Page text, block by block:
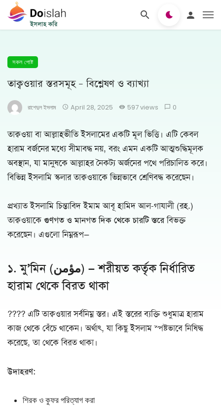
সকল পোষ্ট
তাক্বওয়ার স্তরসমূহ – বিশ্লেষণ ও ব্যাখ্যা
রাশেদুল ইসলাম April 28, 2025 597 views 0
তাক্বওয়া বা আল্লাহভীতি ইসলামের একটি মূল ভিত্তি। এটি কেবল
হারাম বর্জনের মধ্যে সীমাবদ্ধ নয়, বরং এমন একটি আত্মশুদ্ধিমূলক
অবস্থান, যা মানুষকে আল্লাহর নৈকট্য অর্জনের পথে পরিচালিত করে।
বিভিন্ন ইসলামি স্কলার তাক্বওয়াকে ভিন্নভাবে শ্রেণিবদ্ধ করেছেন।
প্রখ্যাত ইসলামি চিন্তাবিদ ইমাম আবূ হামিদ আল-গাযালী (রহ.)
তাক্বওয়াকে গুণগত ও মানগত দিক থেকে চারটি স্তরেবিভক্ত
করেছেন। এগুলো নিম্নরূপ—
১. মু’মিন (مؤمن) – শরীয়ত কর্তৃক নির্ধারিত
হারাম থেকে বিরত থাকা
???? এটি তাক্বওয়ার সর্বনিম্ন স্তর। এই স্তরের ব্যক্তি শুধুমাত্র হারাম
কাজ থেকে বেঁচে থাকেন। অর্থাৎ, যা কিছু ইসলাম স্পষ্টভাবে নিষিদ্ধ
করেছে, তা থেকে বিরত থাকা।
উদাহরণ:
শিরক ও কুফর পরিত্যাগ করা